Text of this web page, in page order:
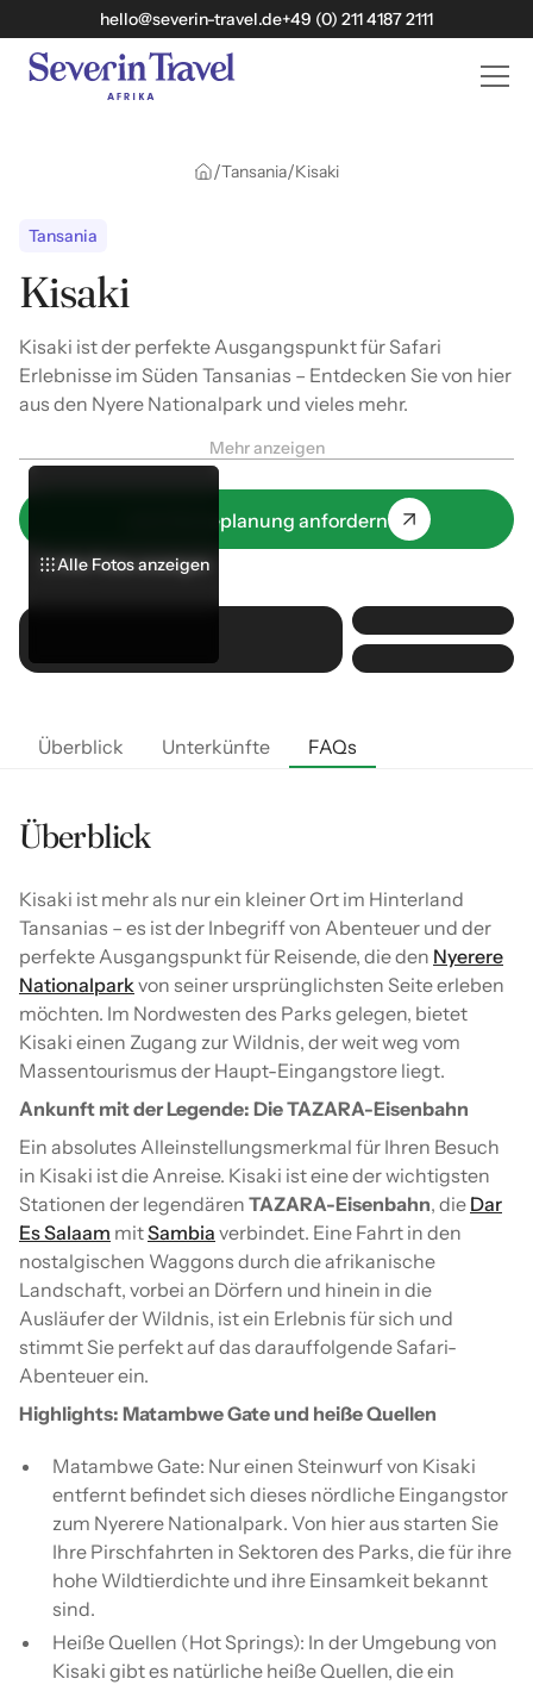
hello@severin-travel.de+49 (0) 211 4187 2111
/Tansania/Kisaki
Tansania
Kisaki
Kisaki ist der perfekte Ausgangspunkt für Safari
Erlebnisse im Süden Tansanias – Entdecken Sie von hier
aus den Nyere Nationalpark und vieles mehr.
Mehr anzeigen
Jetzt Reiseplanung anfordern
Alle Fotos anzeigen
Alle Fotos anzeigen
Alle Fotos anzeigen
Überblick Unterkünfte FAQs
Überblick
Kisaki ist mehr als nur ein kleiner Ort im Hinterland
Tansanias – es ist der Inbegriff von Abenteuer und der
perfekte Ausgangspunkt für Reisende, die den Nyerere
Nationalparkvon seiner ursprünglichsten Seite erleben
möchten. Im Nordwesten des Parks gelegen, bietet
Kisaki einen Zugang zur Wildnis, der weit weg vom
Massentourismus der Haupt-Eingangstore liegt.
Ankunft mit der Legende: Die TAZARA-Eisenbahn
Ein absolutes Alleinstellungsmerkmal für Ihren Besuch
in Kisaki ist die Anreise. Kisaki ist eine der wichtigsten
Stationen der legendären TAZARA-Eisenbahn, die Dar
Es Salaam mitSambia verbindet. Eine Fahrt in den
nostalgischen Waggons durch die afrikanische
Landschaft, vorbei an Dörfern und hinein in die
Ausläufer der Wildnis, ist ein Erlebnis für sich und
stimmt Sie perfekt auf das darauffolgende Safari-
Abenteuer ein.
Highlights: Matambwe Gate und heiße Quellen
Matambwe Gate: Nur einen Steinwurf von Kisaki
entfernt befindet sich dieses nördliche Eingangstor
zum Nyerere Nationalpark. Von hier aus starten Sie
Ihre Pirschfahrten in Sektoren des Parks, die für ihre
hohe Wildtierdichte und ihre Einsamkeit bekannt
sind.
Heiße Quellen (Hot Springs): In der Umgebung von
Kisaki gibt es natürliche heiße Quellen, die ein